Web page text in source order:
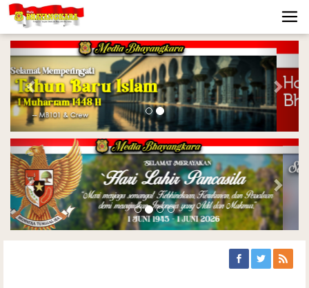
Previous Next
Previous Next